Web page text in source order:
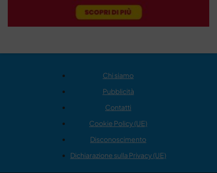
Chi siamo
Pubblicità
Contatti
Cookie Policy (UE)
Disconoscimento
Dichiarazione sulla Privacy (UE)